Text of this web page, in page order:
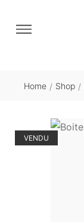
Home / Shop /
VENDU